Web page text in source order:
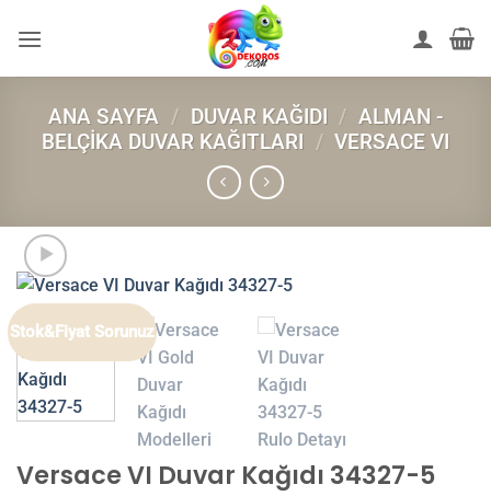
atla
ANA SAYFA / DUVAR KAĞIDI / ALMAN -
BELÇIKA DUVAR KAĞITLARI / VERSACE VI
Stok&Fiyat Sorunuz
Versace VI Duvar Kağıdı 34327-5